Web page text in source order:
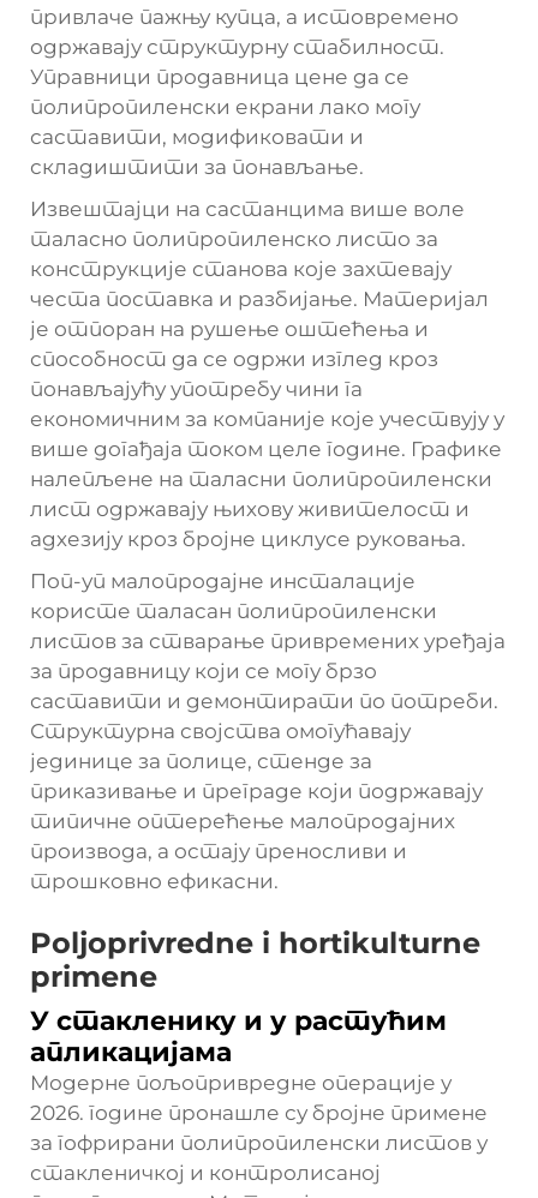
привлаче пажњу купца, а истовремено
одржавају структурну стабилност.
Управници продавница цене да се
полипропиленски екрани лако могу
саставити, модификовати и
складиштити за понављање.
Извештајци на састанцима више воле
таласно полипропиленско листо за
конструкције станова које захтевају
честа поставка и разбијање. Материјал
је отпоран на рушење оштећења и
способност да се одржи изглед кроз
понављајућу употребу чини га
економичним за компаније које учествују у
више догађаја током целе године. Графике
налепљене на таласни полипропиленски
лист одржавају њихову живителост и
адхезију кроз бројне циклусе руковања.
Поп-уп малопродајне инсталације
користе таласан полипропиленски
листов за стварање привремених уређаја
за продавницу који се могу брзо
саставити и демонтирати по потреби.
Структурна својства омогућавају
јединице за полице, стенде за
приказивање и преграде који подржавају
типичне оптерећење малопродајних
производа, а остају преносливи и
трошковно ефикасни.
Poljoprivredne i hortikulturne
primene
У стакленику и у растућим
апликацијама
Модерне пољопривредне операције у
2026. године пронашле су бројне примене
за гофрирани полипропиленски листов у
стакленичкој и контролисаној